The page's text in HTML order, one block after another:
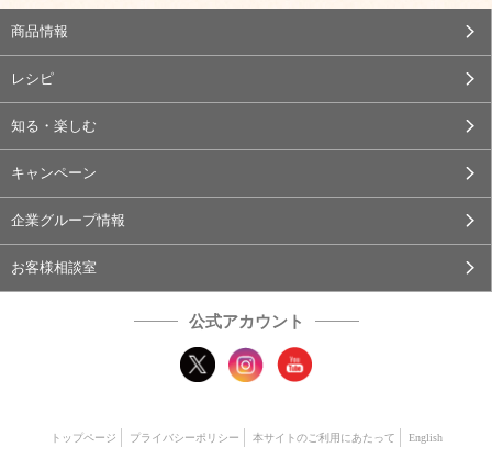
商品情報
レシピ
知る・楽しむ
キャンペーン
企業グループ情報
お客様相談室
公式アカウント
トップページ プライバシーポリシー 本サイトのご利用にあたって English